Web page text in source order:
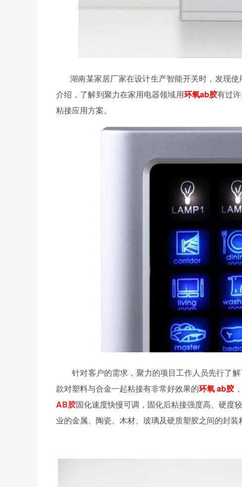
湖南某家居厂家在设计生产智能开关时，发现
介绍，了解到聚力在家用电器领域用环氧ab胶有过
粘接应用方案。
针对客户的需求，聚力的项目工作人员先行了
款对塑料与合金一起粘接有非常好效果的环氧ab胶
AB胶固化速度快慢可调，固化后粘接强度高、硬度
业的金属、陶瓷、木材、玻璃及硬质塑胶之间的封装